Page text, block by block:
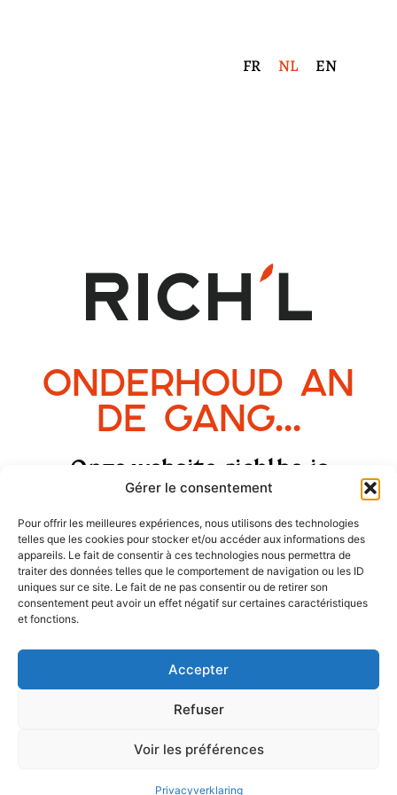
Gérer le consentement
Pour offrir les meilleures expériences, nous utilisons des technologies
telles que les cookies pour stocker et/ou accéder aux informations des
appareils. Le fait de consentir à ces technologies nous permettra de
traiter des données telles que le comportement de navigation ou les ID
uniques sur ce site. Le fait de ne pas consentir ou de retirer son
consentement peut avoir un effet négatif sur certaines caractéristiques
et fonctions.
Accepter
Refuser
Voir les préférences
Privacyverklaring
FR NL EN
Onderhoud an
de gang...
Onze website richl.be is
momenteel in onderhoud. Kom
over een paar minuten gerust
terug...